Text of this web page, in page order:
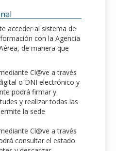
acceder al sistema de
con la Agencia
de manera que
Cl@ve a través
o DNI electrónico y
podrá firmar y
y realizar todas las
la sede
Cl@ve a través
consultar el estado